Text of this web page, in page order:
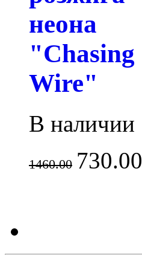
неона
"Chasing
Wire"
В наличии
1460.00 730.00